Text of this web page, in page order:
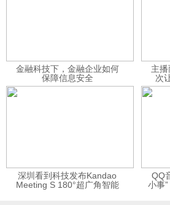
金融科技下，金融企业如何
保障信息安全
主
次
深圳看到科技发布Kandao
Meeting S 180°超广角智能
QQ
小事